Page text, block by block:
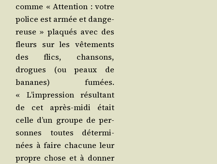
comme « Atten­tion : votre
police est armée et dan­ge­
reuse » pla­qués avec des
fleurs sur les vête­ments
des flics, chan­sons,
drogues (ou peaux de
bananes) fumées.
« L’impression résul­tant
de cet après-midi était
celle d’un groupe de per­
sonnes toutes déter­mi­
nées à faire cha­cune leur
propre chose et à don­ner